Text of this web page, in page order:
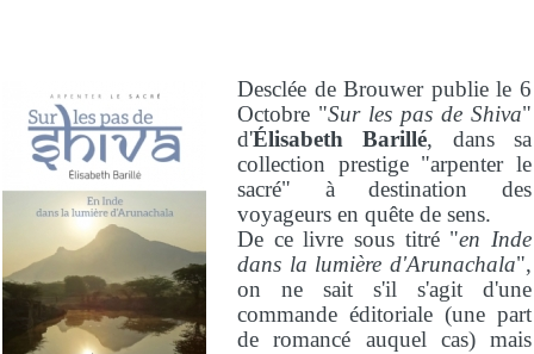
Desclée de Brouwer publie le 6
Octobre "Sur les pas de Shiva"
d'Élisabeth Barillé, dans sa
collection prestige "arpenter le
sacré" à destination des
voyageurs en quête de sens.
De ce livre sous titré "en Inde
dans la lumière d'Arunachala",
on ne sait s'il s'agit d'une
commande éditoriale (une part
de romancé auquel cas) mais